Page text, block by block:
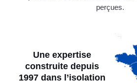
perçues.
Une expertise
construite depuis
1997 dans l’isolation